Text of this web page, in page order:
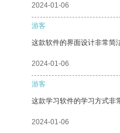
2024-01-06
游客
这款软件的界面设计非常简
2024-01-06
游客
这款学习软件的学习方式非
2024-01-06